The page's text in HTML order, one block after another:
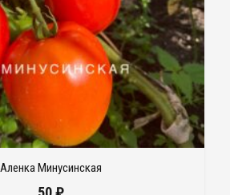
Аленка Минусинская